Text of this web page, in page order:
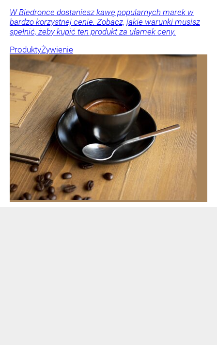
W Biedronce dostaniesz kawę popularnych marek w
bardzo korzystnej cenie. Zobacz, jakie warunki musisz
spełnić, żeby kupić ten produkt za ułamek ceny.
ProduktyŻywienie